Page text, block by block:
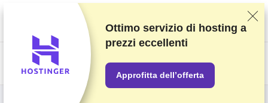
Classifichiamo i fornitori in base a test e ricerche rigorosi, ma teniamo
anche in considerazione la tua opinione e i nostri accordi commerciali con
gli stessi fornitori. Questa pagina contiene link di affiliazione.Informativa
sulla pubblicità
US$
Ottimo servizio di hosting a
prezzi eccellenti
Approfitta dell’offerta